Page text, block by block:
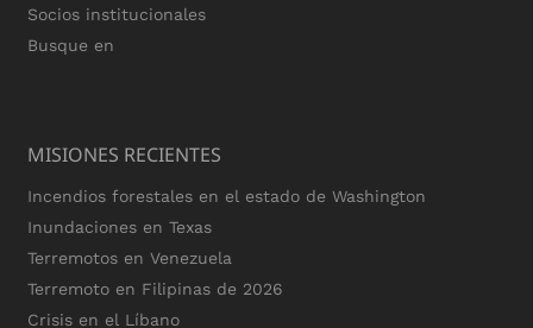
Socios institucionales
Busque en
MISIONES RECIENTES
Incendios forestales en el estado de Washington
Inundaciones en Texas
Terremotos en Venezuela
Terremoto en Filipinas de 2026
Crisis en el Líbano